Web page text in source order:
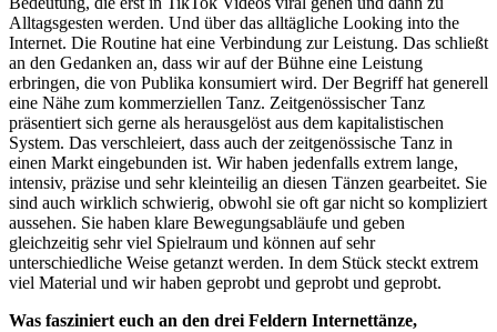
Alltagsgesten werden. Und über das alltägliche Looking into the
Internet. Die Routine hat eine Verbindung zur Leistung. Das schließt
an den Gedanken an, dass wir auf der Bühne eine Leistung
erbringen, die von Publika konsumiert wird. Der Begriff hat generell
eine Nähe zum kommerziellen Tanz. Zeitgenössischer Tanz
präsentiert sich gerne als herausgelöst aus dem kapitalistischen
System. Das verschleiert, dass auch der zeitgenössische Tanz in
einen Markt eingebunden ist. Wir haben jedenfalls extrem lange,
intensiv, präzise und sehr kleinteilig an diesen Tänzen gearbeitet. Sie
sind auch wirklich schwierig, obwohl sie oft gar nicht so kompliziert
aussehen. Sie haben klare Bewegungsabläufe und geben
gleichzeitig sehr viel Spielraum und können auf sehr
unterschiedliche Weise getanzt werden. In dem Stück steckt extrem
viel Material und wir haben geprobt und geprobt und geprobt.
Was fasziniert euch an den drei Feldern Internettänze,